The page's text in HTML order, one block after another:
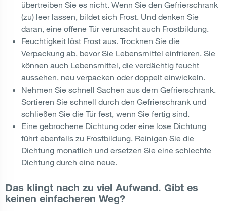
übertreiben Sie es nicht. Wenn Sie den Gefrierschrank
(zu) leer lassen, bildet sich Frost. Und denken Sie
daran, eine offene Tür verursacht auch Frostbildung.
Feuchtigkeit löst Frost aus. Trocknen Sie die
Verpackung ab, bevor Sie Lebensmittel einfrieren. Sie
können auch Lebensmittel, die verdächtig feucht
aussehen, neu verpacken oder doppelt einwickeln.
Nehmen Sie schnell Sachen aus dem Gefrierschrank.
Sortieren Sie schnell durch den Gefrierschrank und
schließen Sie die Tür fest, wenn Sie fertig sind.
Eine gebrochene Dichtung oder eine lose Dichtung
führt ebenfalls zu Frostbildung. Reinigen Sie die
Dichtung monatlich und ersetzen Sie eine schlechte
Dichtung durch eine neue.
Das klingt nach zu viel Aufwand. Gibt es
keinen einfacheren Weg?